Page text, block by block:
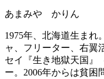
あまみや かりん
1975年、北海道生まれ
ャ、フリーター、右翼
セイ『生き地獄天国』
ー。2006年からは貧